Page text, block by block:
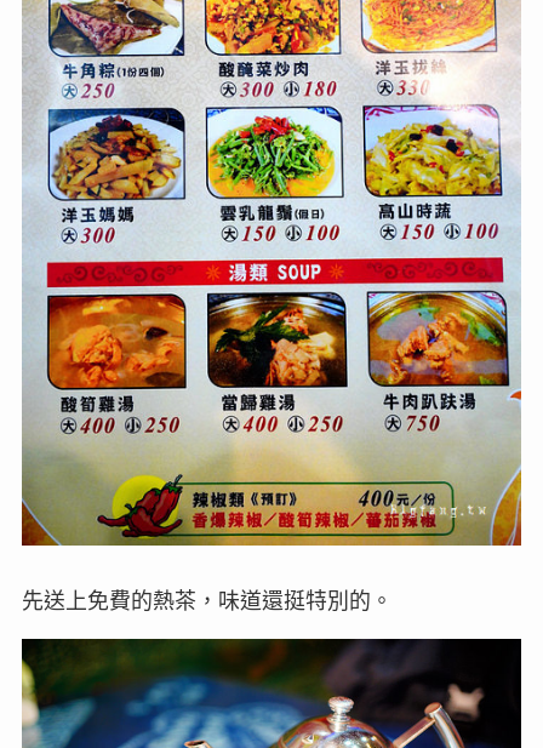
先送上免費的熱茶，味道還挺特別的。